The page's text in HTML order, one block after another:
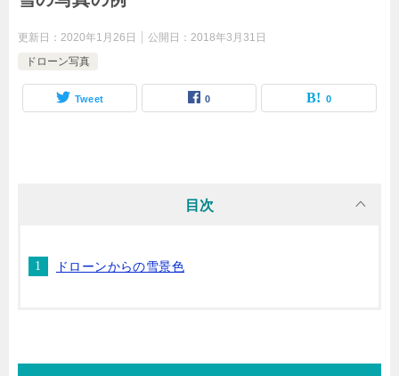
更新日： 2020年1月26日 公開日： 2018年3月31日
ドローン写真
Tweet 0 0
目次
ドローンからの雪景色